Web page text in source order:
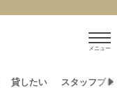
メニュー
貸したい スタッフブロ